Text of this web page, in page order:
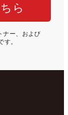
ら
ナー、および
す。